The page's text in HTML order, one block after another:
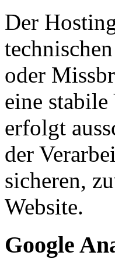
Der
oder
eine
erfolgt
der
sicheren,
Website.
Google